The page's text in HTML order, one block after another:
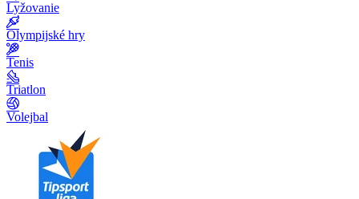
Lyžovanie
Olympijské hry
Tenis
Triatlon
Volejbal